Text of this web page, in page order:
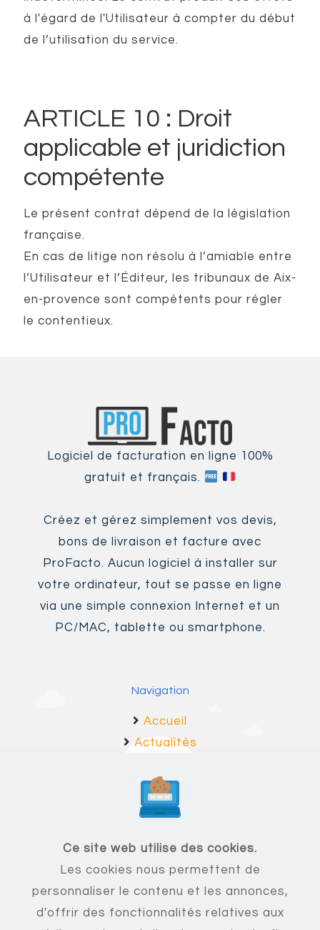
à l'égard de l'Utilisateur à compter du début
de l’utilisation du service.
ARTICLE 10 : Droit
applicable et juridiction
compétente
Le présent contrat dépend de la législation
française.
En cas de litige non résolu à l’amiable entre
l’Utilisateur et l’Éditeur, les tribunaux de Aix-
en-provence sont compétents pour régler
le contentieux.
Logiciel de facturation en ligne 100%
gratuit et français.
Créez et gérez simplement vos devis,
bons de livraison et facture avec
ProFacto. Aucun logiciel à installer sur
votre ordinateur, tout se passe en ligne
via une simple connexion Internet et un
PC/MAC, tablette ou smartphone.
Navigation
Accueil
Actualités
F.A.Q
Mentions légales
Ce site web utilise des cookies.
Les cookies nous permettent de
personnaliser le contenu et les annonces,
d'offrir des fonctionnalités relatives aux